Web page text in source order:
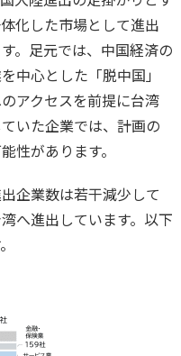
化した市場として進出
。足元では、中国経済の
中心とした「脱中国」
アクセスを前提に台湾
いた企業では、計画の
性があります。
企業数は若干減少して
へ進出しています。以下